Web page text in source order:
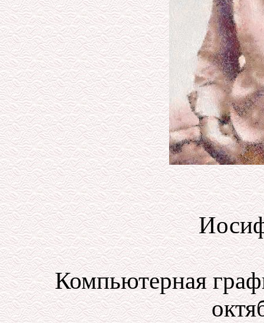
Компьютерная